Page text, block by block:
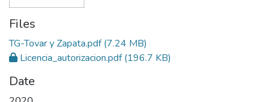
Files
TG-Tovar y Zapata.pdf(7.24 MB)
Licencia_autorizacion.pdf(196.7 KB)
Date